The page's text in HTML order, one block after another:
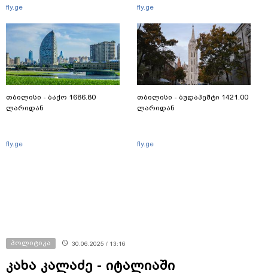
fly.ge
თბილისი - ბაქო 1686.80
ლარიდან
fly.ge
fly.ge
თბილისი - ბუდაპეშტი 1421.00
ლარიდან
fly.ge
პოლიტიკა 30.06.2025 / 13:16
კახა კალაძე - იტალიაში